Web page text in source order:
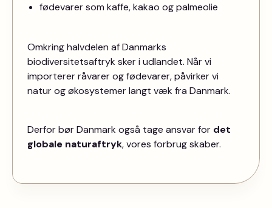
fødevarer som kaffe, kakao og palmeolie
Omkring halvdelen af Danmarks
biodiversitetsaftryk sker i udlandet. Når vi
importerer råvarer og fødevarer, påvirker vi
natur og økosystemer langt væk fra Danmark.
Derfor bør Danmark også tage ansvar for det
globale naturaftryk, vores forbrug skaber.